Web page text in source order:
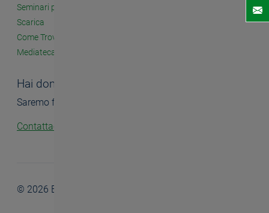
Seminari per i Clienti
Scarica
Come Trovarci
Mediateca
Hai domande?
Saremo felici di aiutarti.
Contattaci!
© 2026 BASS GmbH